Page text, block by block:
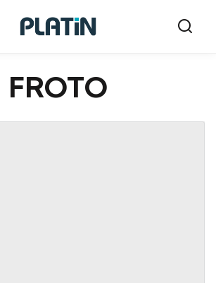
FROTO